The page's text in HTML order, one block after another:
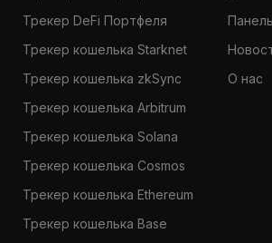
Трекер DeFi Портфеля
Трекер кошелька Starknet
Трекер кошелька zkSync
Трекер кошелька Arbitrum
Трекер кошелька Solana
Трекер кошелька Cosmos
Трекер кошелька Ethereum
Трекер кошелька Base
О нас